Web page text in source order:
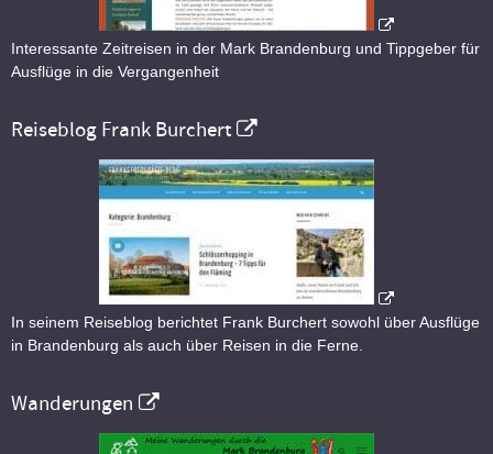
Interessante Zeitreisen in der Mark Brandenburg und Tippgeber für
Ausflüge in die Vergangenheit
Reiseblog Frank Burchert
In seinem Reiseblog berichtet Frank Burchert sowohl über Ausflüge
in Brandenburg als auch über Reisen in die Ferne.
Wanderungen